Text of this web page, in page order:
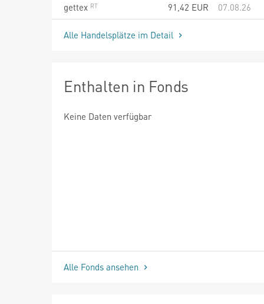
gettex
91,42 EUR 07.08.26
Alle Handelsplätze im Detail
Enthalten in Fonds
Keine Daten verfügbar
Alle Fonds ansehen